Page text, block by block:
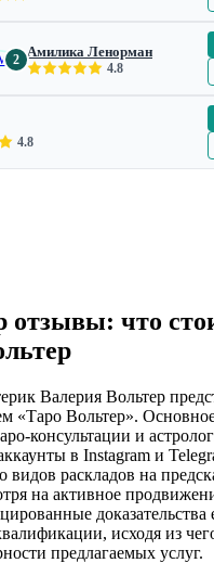
2 Амилика Ленорман
4.8
4.8
отзывы: что
Валерия Вольтер
«Таро Вольтер».
консультации и
в Instagram и
видов раскладов на
на активное
доказательства
исходя из
предлагаемых услуг.